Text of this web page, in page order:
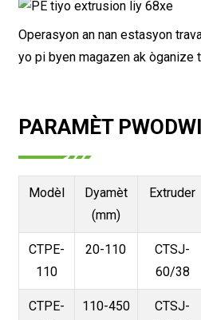
Operasyon an nan estasyon
yo pi byen magazen ak òganize
PARAMÈT PWODWI
Modèl
Dyamèt
(mm)
Extruder
CTPE-
110
20-110
CTSJ-
60/38
CTPE-
110-450
CTSJ-